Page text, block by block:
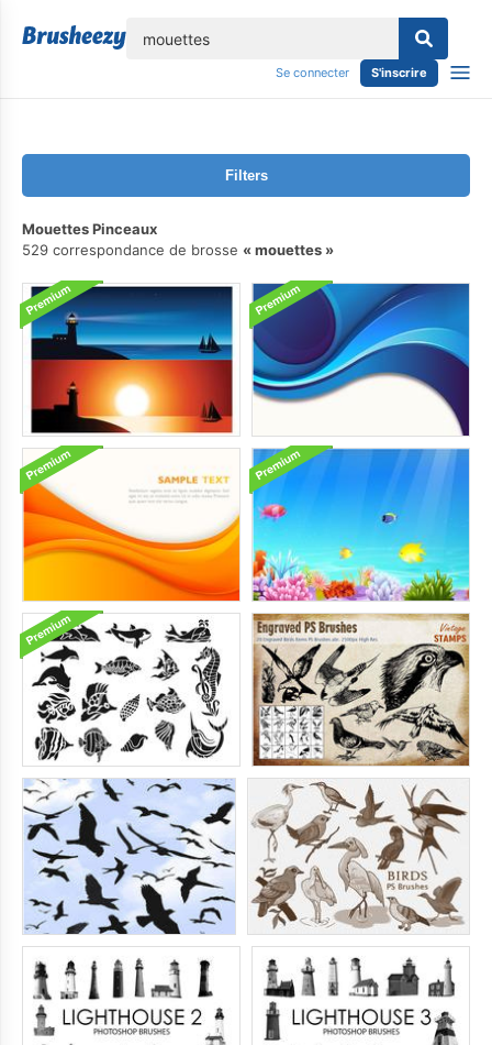
Se connecter S'inscrire
Filters
Mouettes Pinceaux
529 correspondance de brosse
mouettes